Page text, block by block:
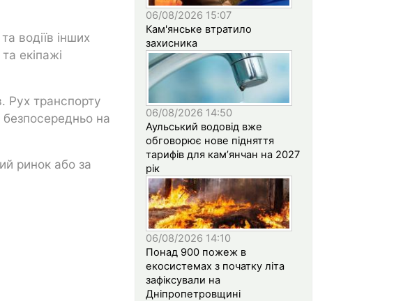
водіїв інших
екіпажі
Рух транспорту
безпосередньо на
ринок або за
06/08/2026 15:07
Кам'янське втратило
захисника
06/08/2026 14:50
Аульський водовід вже
обговорює нове підняття
тарифів для кам’янчан на 2027
рік
06/08/2026 14:10
Понад 900 пожеж в
екосистемах з початку літа
зафіксували на
Дніпропетровщині